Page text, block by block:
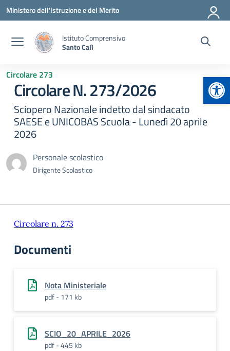
Vai ai contenuti
Vai al menu di navigazione
Vai al footer
Ministero dell'Istruzione e del Merito
Istituto Comprensivo
Santo Calì
Circolare 273
Circolare N. 273/2026
Sciopero Nazionale indetto dal sindacato
SAESE e UNICOBAS Scuola - Lunedì 20 aprile
2026
Personale scolastico
Dirigente Scolastico
Circolare n. 273
Documenti
Nota Ministeriale
pdf - 171 kb
SCIO_20_APRILE_2026
pdf - 445 kb